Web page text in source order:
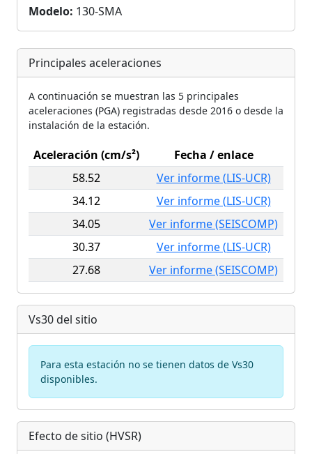
Modelo: 130-SMA
Principales aceleraciones
A continuación se muestran las 5 principales
aceleraciones (PGA) registradas desde 2016 o desde la
instalación de la estación.
Aceleración (cm/s²)
Fecha / enlace
58.52
Ver informe (LIS-UCR)
34.12
Ver informe (LIS-UCR)
34.05
Ver informe (SEISCOMP)
30.37
Ver informe (LIS-UCR)
27.68
Ver informe (SEISCOMP)
Vs30 del sitio
Para esta estación no se tienen datos de Vs30
disponibles.
Efecto de sitio (HVSR)